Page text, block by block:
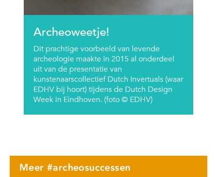
Archeoweetje!
Dit prachtige voorbeeld van levende
archeologie maakte in 2015 al onderdeel
uit van de presentatie van
kunstenaarscollectief Dutch Invertuals (waar
EDHV bij hoort) tijdens de Dutch Design
Week in Eindhoven. (foto © EDHV)
Meer #archeosuccessen